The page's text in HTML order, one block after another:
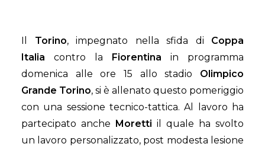
Il Torino, impegnato nella sfida di
Coppa
Italia contro la Fiorentina in programma
domenica alle ore 15 allo stadio Olimpico
Grande Torino, si è allenato questo pomeriggio
con una sessione tecnico-tattica. Al lavoro ha
partecipato anche Moretti il quale ha svolto
un lavoro personalizzato, post modesta lesione